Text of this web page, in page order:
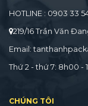
HOTLINE : 0903 33
219/16 Trần Văn
Email:
Thứ 2 - thứ 7: 8h00 -
CHÚNG TÔI